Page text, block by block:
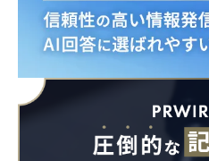
Japanese
English